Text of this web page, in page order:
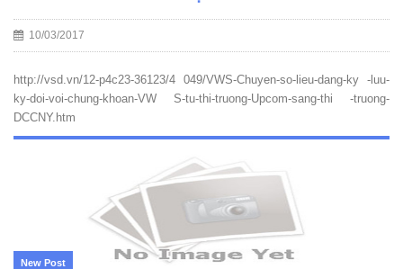
10/03/2017
http://vsd.vn/12-p4c23-36123/4 049/VWS-Chuyen-so-lieu-dang-ky -luu-
ky-doi-voi-chung-khoan-VW S-tu-thi-truong-Upcom-sang-thi -truong-
DCCNY.htm
New Post